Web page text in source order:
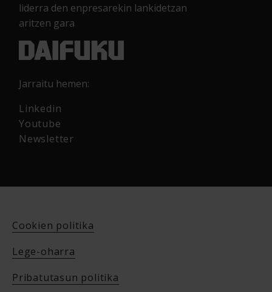
liderra den enpresarekin lankidetzan
aritzen gara
Jarraitu hemen:
Linkedin
Youtube
Newsletter
Cookien politika
Lege-oharra
Pribatutasun politika